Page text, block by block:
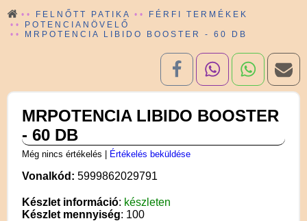
FELNŐTT PATIKA
FÉRFI TERMÉKEK
POTENCIANÖVELŐ
MRPOTENCIA LIBIDO BOOSTER - 60 DB
MRPOTENCIA LIBIDO BOOSTER
- 60 DB
Még nincs értékelés Értékelés beküldése
Vonalkód: 5999862029791
Készlet információ: készleten
Készlet mennyiség: 100